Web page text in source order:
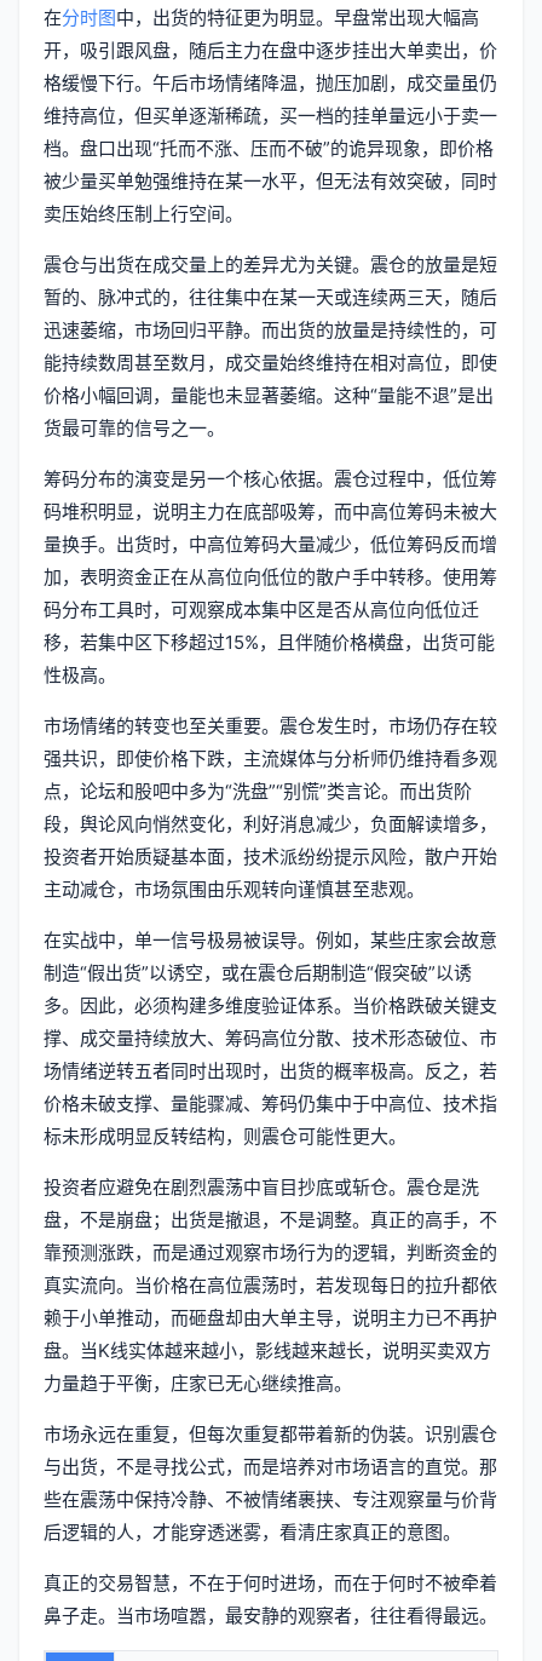
在分时图中，出货的特征更为明显。早盘常出现大幅高
开，吸引跟风盘，随后主力在盘中逐步挂出大单卖出，价
格缓慢下行。午后市场情绪降温，抛压加剧，成交量虽仍
维持高位，但买单逐渐稀疏，买一档的挂单量远小于卖一
档。盘口出现“托而不涨、压而不破”的诡异现象，即价格
被少量买单勉强维持在某一水平，但无法有效突破，同时
卖压始终压制上行空间。
震仓与出货在成交量上的差异尤为关键。震仓的放量是短
暂的、脉冲式的，往往集中在某一天或连续两三天，随后
迅速萎缩，市场回归平静。而出货的放量是持续性的，可
能持续数周甚至数月，成交量始终维持在相对高位，即使
价格小幅回调，量能也未显著萎缩。这种“量能不退”是出
货最可靠的信号之一。
筹码分布的演变是另一个核心依据。震仓过程中，低位筹
码堆积明显，说明主力在底部吸筹，而中高位筹码未被大
量换手。出货时，中高位筹码大量减少，低位筹码反而增
加，表明资金正在从高位向低位的散户手中转移。使用筹
码分布工具时，可观察成本集中区是否从高位向低位迁
移，若集中区下移超过15%，且伴随价格横盘，出货可能
性极高。
市场情绪的转变也至关重要。震仓发生时，市场仍存在较
强共识，即使价格下跌，主流媒体与分析师仍维持看多观
点，论坛和股吧中多为“洗盘”“别慌”类言论。而出货阶
段，舆论风向悄然变化，利好消息减少，负面解读增多，
投资者开始质疑基本面，技术派纷纷提示风险，散户开始
主动减仓，市场氛围由乐观转向谨慎甚至悲观。
在实战中，单一信号极易被误导。例如，某些庄家会故意
制造“假出货”以诱空，或在震仓后期制造“假突破”以诱
多。因此，必须构建多维度验证体系。当价格跌破关键支
撑、成交量持续放大、筹码高位分散、技术形态破位、市
场情绪逆转五者同时出现时，出货的概率极高。反之，若
价格未破支撑、量能骤减、筹码仍集中于中高位、技术指
标未形成明显反转结构，则震仓可能性更大。
投资者应避免在剧烈震荡中盲目抄底或斩仓。震仓是洗
盘，不是崩盘；出货是撤退，不是调整。真正的高手，不
靠预测涨跌，而是通过观察市场行为的逻辑，判断资金的
真实流向。当价格在高位震荡时，若发现每日的拉升都依
赖于小单推动，而砸盘却由大单主导，说明主力已不再护
盘。当K线实体越来越小，影线越来越长，说明买卖双方
力量趋于平衡，庄家已无心继续推高。
市场永远在重复，但每次重复都带着新的伪装。识别震仓
与出货，不是寻找公式，而是培养对市场语言的直觉。那
些在震荡中保持冷静、不被情绪裹挟、专注观察量与价背
后逻辑的人，才能穿透迷雾，看清庄家真正的意图。
真正的交易智慧，不在于何时进场，而在于何时不被牵着
鼻子走。当市场喧嚣，最安静的观察者，往往看得最远。